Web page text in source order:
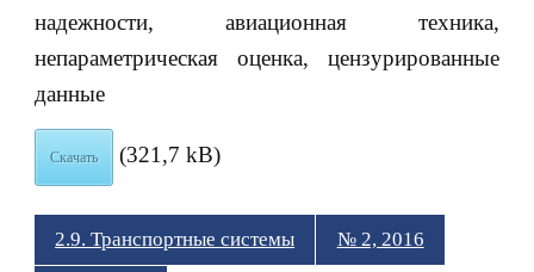
надежности, авиационная техника,
непараметрическая оценка, цензурированные
данные
Скачать (321,7 kB)
2.9. Транспортные системы № 2, 2016